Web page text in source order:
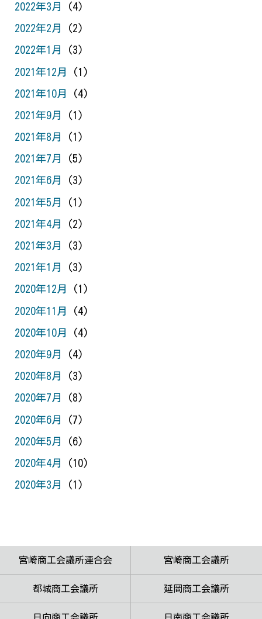
2022年3月 (4)
2022年2月 (2)
2022年1月 (3)
2021年12月 (1)
2021年10月 (4)
2021年9月 (1)
2021年8月 (1)
2021年7月 (5)
2021年6月 (3)
2021年5月 (1)
2021年4月 (2)
2021年3月 (3)
2021年1月 (3)
2020年12月 (1)
2020年11月 (4)
2020年10月 (4)
2020年9月 (4)
2020年8月 (3)
2020年7月 (8)
2020年6月 (7)
2020年5月 (6)
2020年4月 (10)
2020年3月 (1)
宮崎商工会議所連合会 宮崎商工会議所
都城商工会議所 延岡商工会議所